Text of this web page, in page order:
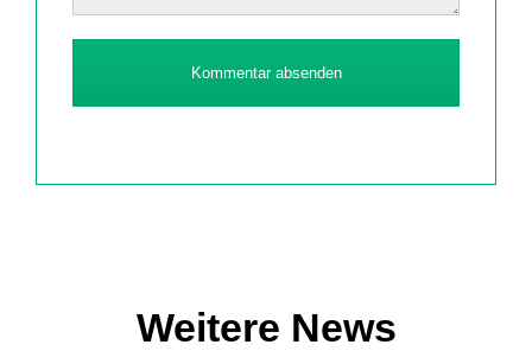
Kommentar absenden
Weitere News